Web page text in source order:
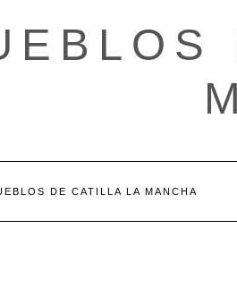
DE CATILLA LA MANCHA